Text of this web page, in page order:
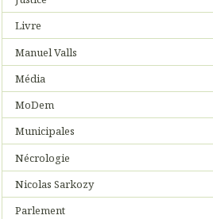
Livre
Manuel Valls
Média
MoDem
Municipales
Nécrologie
Nicolas Sarkozy
Parlement